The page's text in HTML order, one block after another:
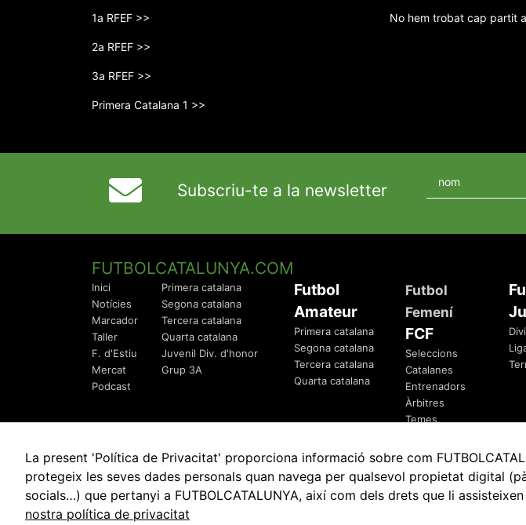
1a RFEF >>
2a RFEF >>
3a RFEF >>
Primera Catalana 1 >>
No hem trobat cap partit
Subscriu-te a la newsletter
FUTBOLCATALUNYA.COM
Inici
Notícies
Marcador
Taller
F. d'Estiu
Mercat
Podcast
Primera catalana
Segona catalana
Tercera catalana
Quarta catalana
Juvenil Div. d'honor
Grup 3A
Futbol
Amateur
Primera catalana
Segona catalana
Tercera catalana
Quarta catalana
Futbol
Femení
FCF
Seleccions
Catalanes
Entrenadors
Àrbitres
Temes
© 2010 - 2026 FutbolCatalunya.com Avis Legal Política de
La present 'Política de Privacitat' proporciona informació sobre com
protegeix les seves dades personals quan navega per qualsevol propietat digital
socials…) que pertanyi a FUTBOLCATALUNYA, així com dels drets que li
nostra política de privacitat